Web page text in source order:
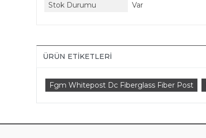
Stok Durumu
Var
ÜRÜN ETIKETLERI
Fgm Whitepost Dc Fiberglass Fiber Post